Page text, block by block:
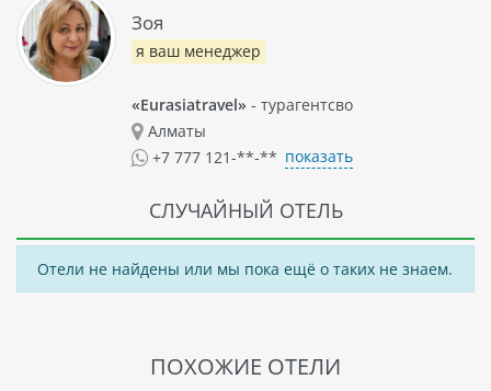
Зоя
я ваш менеджер
«Eurasiatravel» - турагентсво
Алматы
+7 777 121-**-** показать
СЛУЧАЙНЫЙ ОТЕЛЬ
Отели не найдены или мы пока ещё о таких не знаем.
ПОХОЖИЕ ОТЕЛИ